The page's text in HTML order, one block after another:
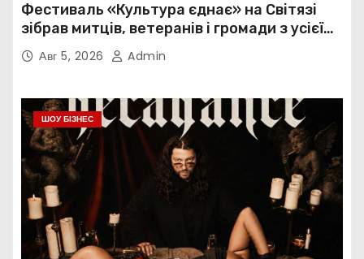
Фестиваль «Культура єднає» на Світязі
зібрав митців, ветеранів і громади з усієї
України
Авг 5, 2026 Admin
ШОУ БІЗНЕС